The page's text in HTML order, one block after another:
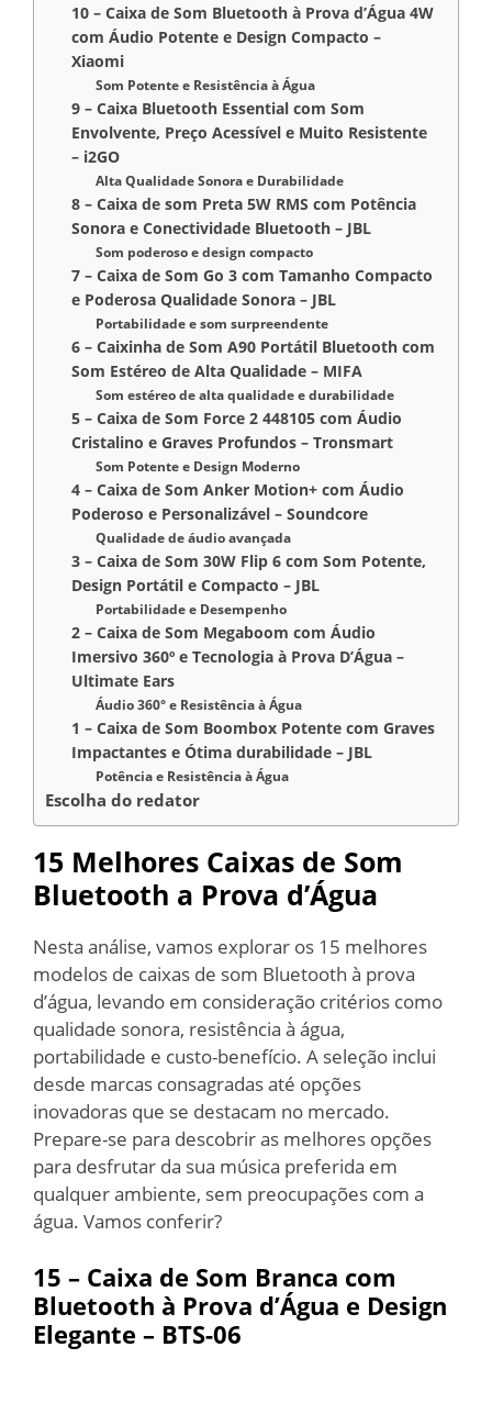
10 – Caixa de Som Bluetooth à Prova d’Água 4W
com Áudio Potente e Design Compacto –
Xiaomi
Som Potente e Resistência à Água
9 – Caixa Bluetooth Essential com Som
Envolvente, Preço Acessível e Muito Resistente
– i2GO
Alta Qualidade Sonora e Durabilidade
8 – Caixa de som Preta 5W RMS com Potência
Sonora e Conectividade Bluetooth – JBL
Som poderoso e design compacto
7 – Caixa de Som Go 3 com Tamanho Compacto
e Poderosa Qualidade Sonora – JBL
Portabilidade e som surpreendente
6 – Caixinha de Som A90 Portátil Bluetooth com
Som Estéreo de Alta Qualidade – MIFA
Som estéreo de alta qualidade e durabilidade
5 – Caixa de Som Force 2 ‎448105 com Áudio
Cristalino e Graves Profundos – Tronsmart
Som Potente e Design Moderno
4 – Caixa de Som Anker Motion+ com Áudio
Poderoso e Personalizável – Soundcore
Qualidade de áudio avançada
3 – Caixa de Som 30W Flip 6 com Som Potente,
Design Portátil e Compacto – JBL
Portabilidade e Desempenho
2 – Caixa de Som Megaboom com Áudio
Imersivo 360º e Tecnologia à Prova D’Água –
Ultimate Ears
Áudio 360° e Resistência à Água
1 – Caixa de Som Boombox Potente com Graves
Impactantes e Ótima durabilidade – JBL
Potência e Resistência à Água
Escolha do redator
15 Melhores Caixas de Som
Bluetooth a Prova d’Água
Nesta análise, vamos explorar os 15 melhores
modelos de caixas de som Bluetooth à prova
d’água, levando em consideração critérios como
qualidade sonora, resistência à água,
portabilidade e custo-benefício. A seleção inclui
desde marcas consagradas até opções
inovadoras que se destacam no mercado.
Prepare-se para descobrir as melhores opções
para desfrutar da sua música preferida em
qualquer ambiente, sem preocupações com a
água. Vamos conferir?
15 – Caixa de Som Branca com
Bluetooth à Prova d’Água e Design
Elegante – BTS-06